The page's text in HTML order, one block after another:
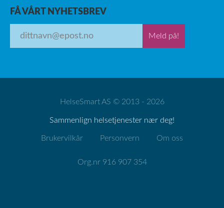
FÅ VÅRT NYHETSBREV
Meld på!
HelseSmart AS © 2013 - 2026
Sammenlign helsetjenester nær deg!
Brukervilkår Personvern Om oss
Org.nr 916 907 354